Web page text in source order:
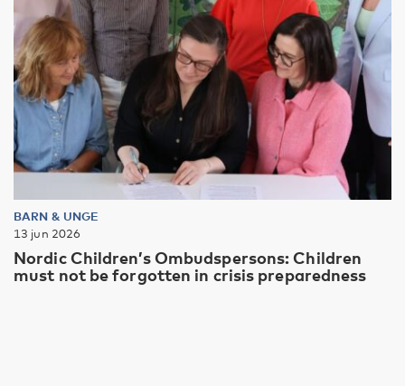
BARN & UNGE
13 jun 2026
Nordic Children’s Ombudspersons: Children
must not be forgotten in crisis preparedness